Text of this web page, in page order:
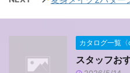
カタログ一覧〈
スタッフお